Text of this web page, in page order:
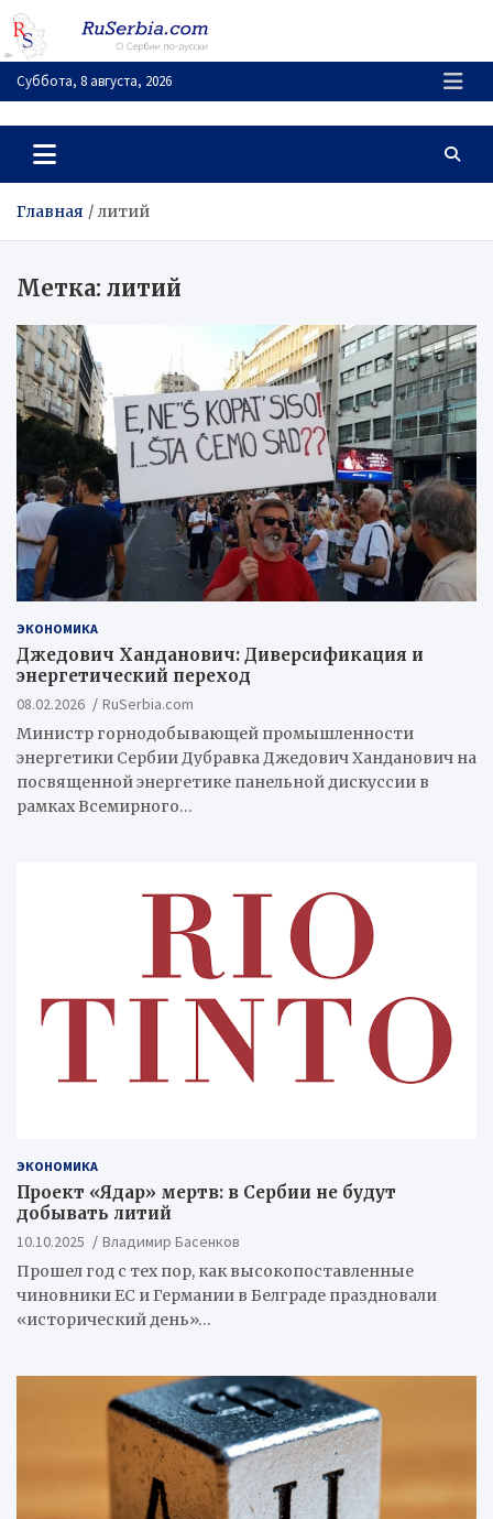
Перейти
содержимому
Суббота, 8 августа, 2026
RuSerbia.com
О Сербии – по-русски
Главная литий
Метка: литий
ЭКОНОМИКА
Джедович Ханданович: Диверсификация и
энергетический переход
08.02.2026
RuSerbia.com
Министр горнодобывающей промышленности
энергетики Сербии Дубравка Джедович Ханданович на
посвященной энергетике панельной дискуссии в
рамках Всемирного…
ЭКОНОМИКА
Проект «Ядар» мертв: в Сербии не будут
добывать литий
10.10.2025
Владимир Басенков
Прошел год с тех пор, как высокопоставленные
чиновники ЕС и Германии в Белграде праздновали
«исторический день»…